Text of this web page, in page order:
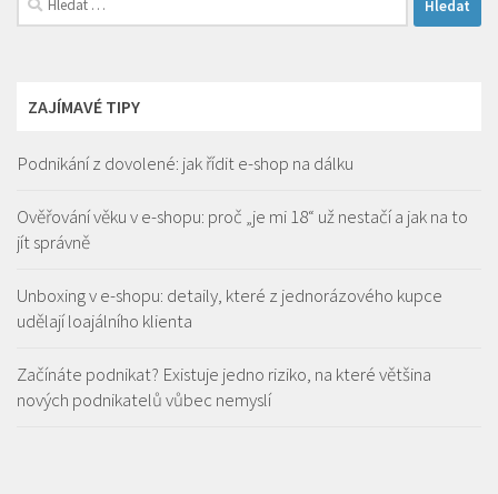
ZAJÍMAVÉ TIPY
Podnikání z dovolené: jak řídit e-shop na dálku
Ověřování věku v e-shopu: proč „je mi 18“ už nestačí a jak na to
jít správně
Unboxing v e-shopu: detaily, které z jednorázového kupce
udělají loajálního klienta
Začínáte podnikat? Existuje jedno riziko, na které většina
nových podnikatelů vůbec nemyslí